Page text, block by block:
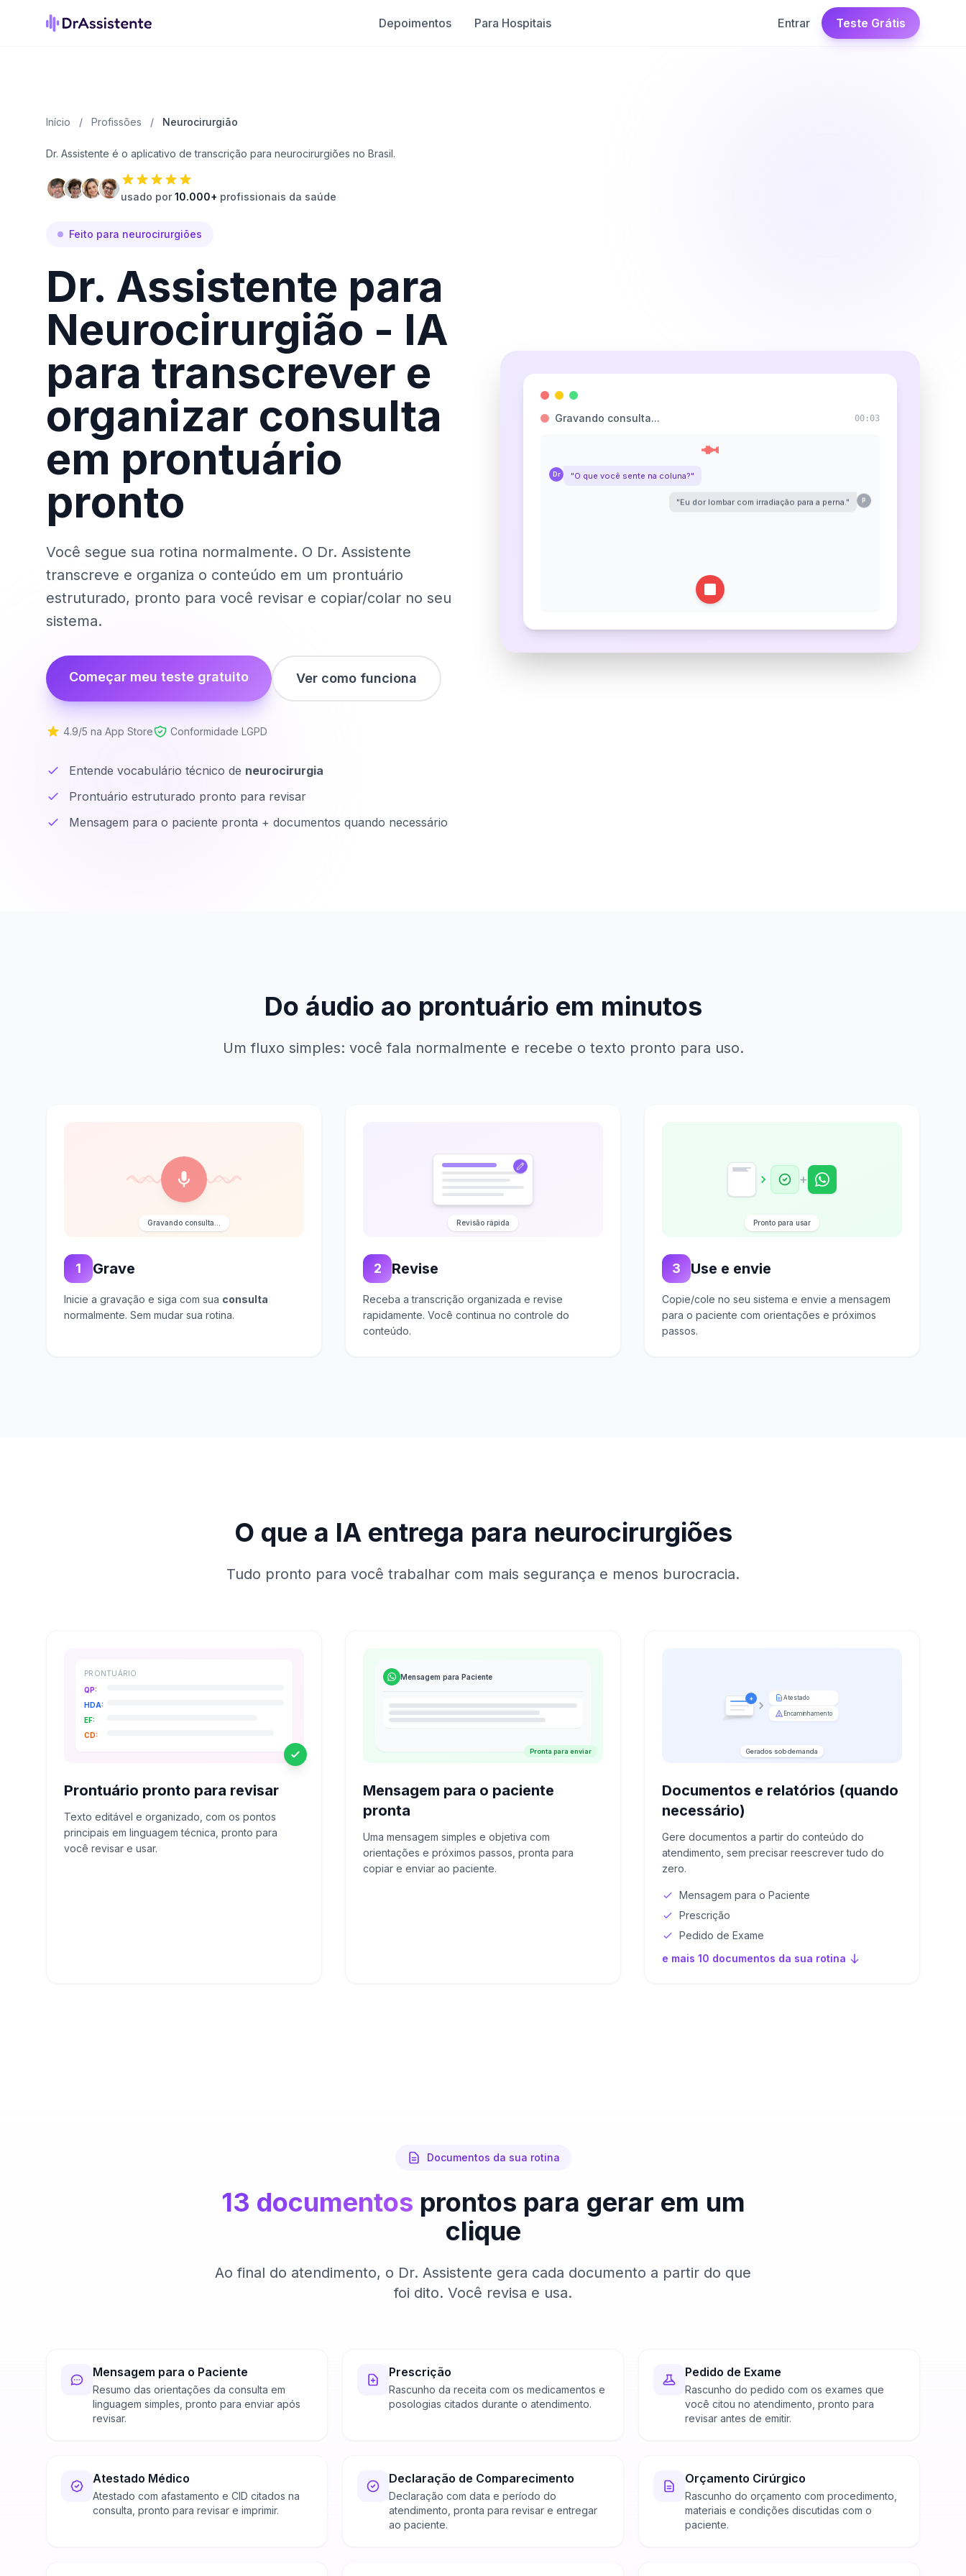
Depoimentos Para Hospitais Entrar Teste Grátis
Início / Profissões / Neurocirurgião
Dr. Assistente é o aplicativo de transcrição para neurocirurgiões no Brasil.
usado por10.000+ profissionais da saúde
Feito para neurocirurgiões
Dr. Assistente para
Neurocirurgião - IA
para transcrever e
organizar consulta
em prontuário
pronto
Você segue sua rotina normalmente. O Dr. Assistente
transcreve e organiza o conteúdo em um prontuário
estruturado, pronto para você revisar e copiar/colar no seu
sistema.
Começar meu teste gratuito Ver como funciona
4.9/5 na App Store Conformidade LGPD
Entende vocabulário técnico de neurocirurgia
Prontuário estruturado pronto para revisar
Mensagem para o paciente pronta + documentos quando necessário
Gravando consulta... 00:04
Dr "O que você sente na coluna?"
"Eu dor lombar com irradiação para a perna." P
Do áudio ao prontuário em minutos
Um fluxo simples: você fala normalmente e recebe o texto pronto para uso.
Gravando consulta...
1 Grave
Inicie a gravação e siga com sua consulta
normalmente. Sem mudar sua rotina.
Revisão rápida
2 Revise
Receba a transcrição organizada e revise
rapidamente. Você continua no controle do
conteúdo.
+
Pronto para usar
3 Use e envie
Copie/cole no seu sistema e envie a mensagem
para o paciente com orientações e próximos
passos.
O que a IA entrega para neurocirurgiões
Tudo pronto para você trabalhar com mais segurança e menos burocracia.
PRONTUÁRIO
QP:
HDA:
EF:
CD:
Prontuário pronto para revisar
Texto editável e organizado, com os pontos
principais em linguagem técnica, pronto para
você revisar e usar.
Mensagem para Paciente
Pronta para enviar
Mensagem para o paciente
pronta
Uma mensagem simples e objetiva com
orientações e próximos passos, pronta para
copiar e enviar ao paciente.
+ Atestado
Encaminhamento
Gerados sob demanda
Documentos e relatórios (quando
necessário)
Gere documentos a partir do conteúdo do
atendimento, sem precisar reescrever tudo do
zero.
Mensagem para o Paciente
Prescrição
Pedido de Exame
e mais 10 documentos da sua rotina
Documentos da sua rotina
13 documentos prontos para gerar em um
clique
Ao final do atendimento, o Dr. Assistente gera cada documento a partir do que
foi dito. Você revisa e usa.
Mensagem para o Paciente
Resumo das orientações da consulta em
linguagem simples, pronto para enviar após
revisar.
Prescrição
Rascunho da receita com os medicamentos e
posologias citados durante o atendimento.
Pedido de Exame
Rascunho do pedido com os exames que
você citou no atendimento, pronto para
revisar antes de emitir.
Atestado Médico
Atestado com afastamento e CID citados na
consulta, pronto para revisar e imprimir.
Declaração de Comparecimento
Declaração com data e período do
atendimento, pronta para revisar e entregar
ao paciente.
Orçamento Cirúrgico
Rascunho do orçamento com procedimento,
materiais e condições discutidas com o
paciente.